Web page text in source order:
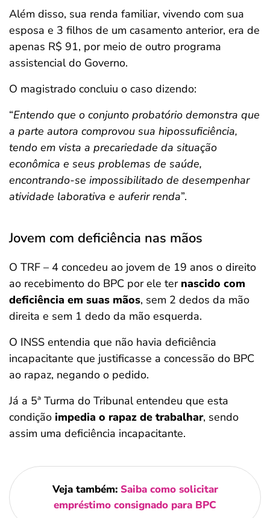
Além disso, sua renda familiar, vivendo com sua
esposa e 3 filhos de um casamento anterior, era de
apenas R$ 91, por meio de outro programa
assistencial do Governo.
O magistrado concluiu o caso dizendo:
“Entendo que o conjunto probatório demonstra que
a parte autora comprovou sua hipossuficiência,
tendo em vista a precariedade da situação
econômica e seus problemas de saúde,
encontrando-se impossibilitado de desempenhar
atividade laborativa e auferir renda”.
Jovem com deficiência nas mãos
O TRF – 4 concedeu ao jovem de 19 anos o direito
ao recebimento do BPC por ele ter nascido com
deficiência em suas mãos, sem 2 dedos da mão
direita e sem 1 dedo da mão esquerda.
O INSS entendia que não havia deficiência
incapacitante que justificasse a concessão do BPC
ao rapaz, negando o pedido.
Já a 5ª Turma do Tribunal entendeu que esta
condição impedia o rapaz de trabalhar, sendo
assim uma deficiência incapacitante.
Veja também: Saiba como solicitar
empréstimo consignado para BPC